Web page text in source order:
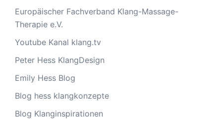
Europäischer Fachverband Klang-Massage-
Therapie e.V.
Youtube Kanal klang.tv
Peter Hess KlangDesign
Emily Hess Blog
Blog hess klangkonzepte
Blog Klanginspirationen